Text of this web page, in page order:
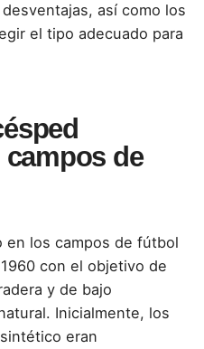
esventajas, así como los
el tipo adecuado para
de
en los campos de fútbol
con el objetivo de
y de bajo
Inicialmente, los
eran